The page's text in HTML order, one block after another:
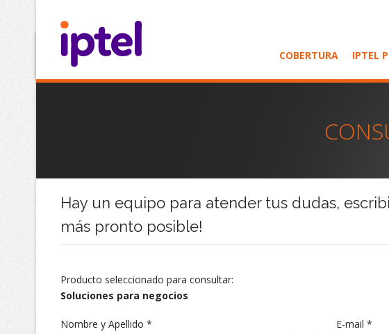
COBERTURA IPTEL
Hay un equipo para atender tus dudas,
más pronto posible!
Producto seleccionado para consultar:
Soluciones para negocios
Nombre y Apellido * E-mail *